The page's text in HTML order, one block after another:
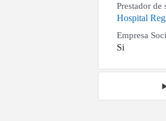
Prestador de
Hospital
Empresa
Si